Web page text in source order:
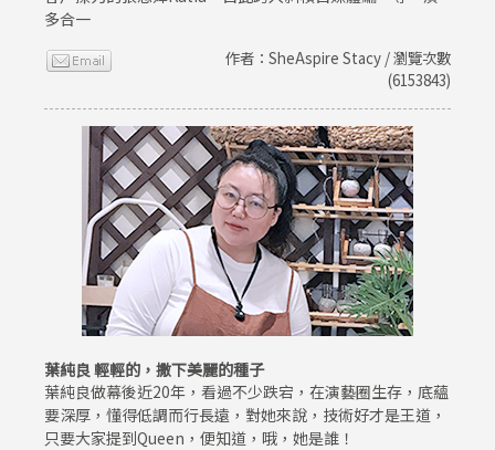
多合一
作者：SheAspire Stacy / 瀏覽次數
(6153843)
葉純良 輕輕的，撒下美麗的種子
葉純良做幕後近20年，看過不少跌宕，在演藝圈生存，底蘊
要深厚，懂得低調而行長遠，對她來說，技術好才是王道，
只要大家提到Queen，便知道，哦，她是誰！